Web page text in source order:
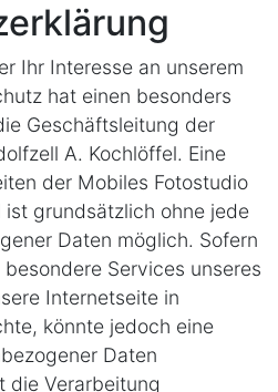
Ihr Interesse an unserem
hat einen besonders
Geschäftsleitung der
A. Kochlöffel. Eine
der Mobiles Fotostudio
ist grundsätzlich ohne jede
Daten möglich. Sofern
Services unseres
Internetseite in
könnte jedoch eine
Daten
die Verarbeitung